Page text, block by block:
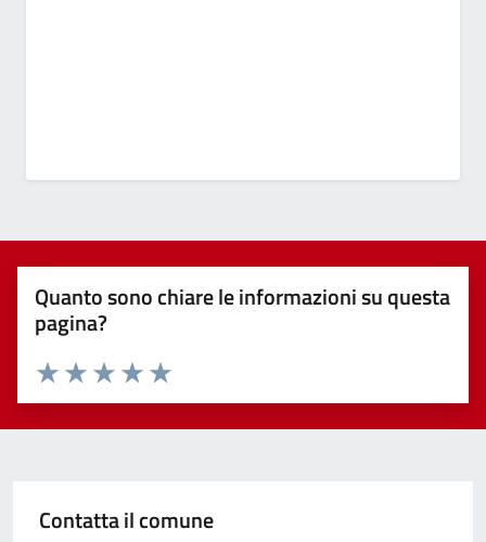
Quanto sono chiare le informazioni su questa
pagina?
Valuta 5 stelle su 5
Valuta 4 stelle su 5
Valuta 3 stelle su 5
Valuta 2 stelle su 5
Valuta 1 stelle su 5
Contatta il comune